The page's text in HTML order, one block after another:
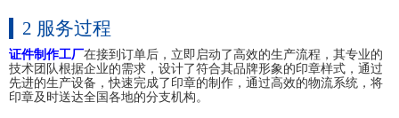
2 服务过程
证件制作工厂在接到订单后，立即启动了高效的生产流程，其专业的
技术团队根据企业的需求，设计了符合其品牌形象的印章样式，通过
先进的生产设备，快速完成了印章的制作，通过高效的物流系统，将
印章及时送达全国各地的分支机构。